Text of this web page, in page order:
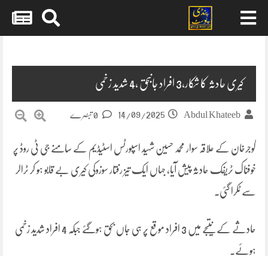
کیری حادثہ کا شکار،3 افراد جانبحق ،4 شدید زخمی
Abdul Khateeb
14/09/2025
گوجرخان کے علاقہ سوار محمد حسین شہید اسپورٹس اسٹیڈیم کے سامنے جی ٹی روڈ پر
خوفناک ٹریفک حادثہ پیش آیا، جہاں ایک تیز رفتار سوزوکی کیری بے قابو ہو کر ٹرالر
سے ٹکرا گئی۔
حادثے کے نتیجے میں 3 افراد موقع پر ہی جاں بحق ہوگئے جبکہ 4 افراد شدید زخمی
ہوئے۔